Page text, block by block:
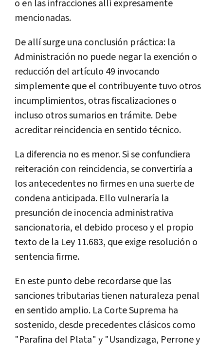
o en las infracciones allí expresamente
mencionadas.
De allí surge una conclusión práctica: la
Administración no puede negar la exención o
reducción del artículo 49 invocando
simplemente que el contribuyente tuvo otros
incumplimientos, otras fiscalizaciones o
incluso otros sumarios en trámite. Debe
acreditar reincidencia en sentido técnico.
La diferencia no es menor. Si se confundiera
reiteración con reincidencia, se convertiría a
los antecedentes no firmes en una suerte de
condena anticipada. Ello vulneraría la
presunción de inocencia administrativa
sancionatoria, el debido proceso y el propio
texto de la Ley 11.683, que exige resolución o
sentencia firme.
En este punto debe recordarse que las
sanciones tributarias tienen naturaleza penal
en sentido amplio. La Corte Suprema ha
sostenido, desde precedentes clásicos como
"Parafina del Plata" y "Usandizaga, Perrone y